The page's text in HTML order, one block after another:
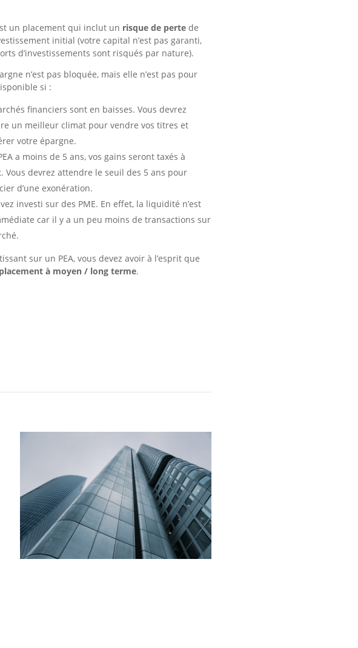
un placement qui inclut un risque de pertede
initial (votre capital n’est pas garanti,
d’investissements sont risqués par nature).
n’est pas bloquée, mais elle n’est pas pour
si :
financiers sont en baisses. Vous devrez
un meilleur climat pour vendre vos titres et
votre épargne.
a moins de 5 ans, vos gains seront taxés à
Vous devrez attendre le seuil des 5 ans pour
d’une exonération.
investi sur des PME. En effet, la liquidité n’est
car il y a un peu moins de transactions sur
sur un PEA, vous devez avoir à l’esprit que
placement à moyen / long terme.